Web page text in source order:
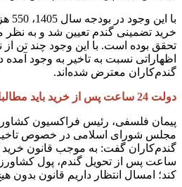
با
خرید تضمینی گندم تعیین شد و به نظر
تحقق بوده است. با این وجود چند تن از
اظهاراتی نسبت به تاخیر به وجود
گندم‌کاران معترض شده‌اند.
دولت 24 ساعت پس از خرید باید مطالبات گندمکاران را بپردازد
پیمان فلسفی، رئیس فراکسیون
مجلس شورای اسلامی در خصوص
ساعت پس از تحویل گندم، پول
کند؛ امسال انتظار داریم قانون بدون